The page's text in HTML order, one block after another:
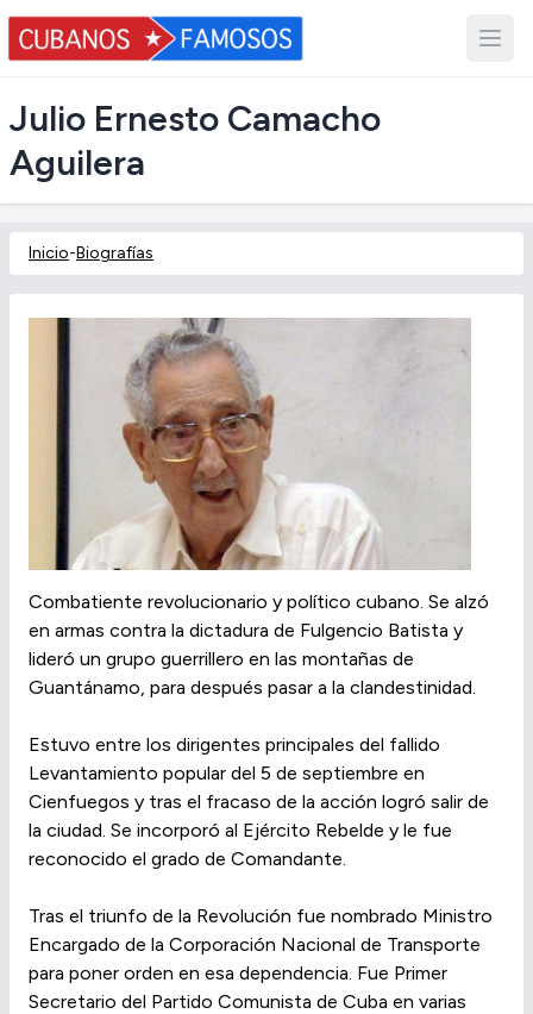
Julio Ernesto Camacho
Aguilera
Inicio-Biografías
Combatiente revolucionario y político cubano. Se alzó
en armas contra la dictadura de Fulgencio Batista y
lideró un grupo guerrillero en las montañas de
Guantánamo, para después pasar a la clandestinidad.
Estuvo entre los dirigentes principales del fallido
Levantamiento popular del 5 de septiembre en
Cienfuegos y tras el fracaso de la acción logró salir de
la ciudad. Se incorporó al Ejército Rebelde y le fue
reconocido el grado de Comandante.
Tras el triunfo de la Revolución fue nombrado Ministro
Encargado de la Corporación Nacional de Transporte
para poner orden en esa dependencia. Fue Primer
Secretario del Partido Comunista de Cuba en varias